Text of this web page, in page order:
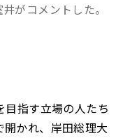
がコメントした。
目指す立場の人たち
かれ、岸田総理大